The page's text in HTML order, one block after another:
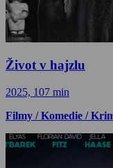
Život v hajzlu
2025, 107 min
Filmy / Komedie /